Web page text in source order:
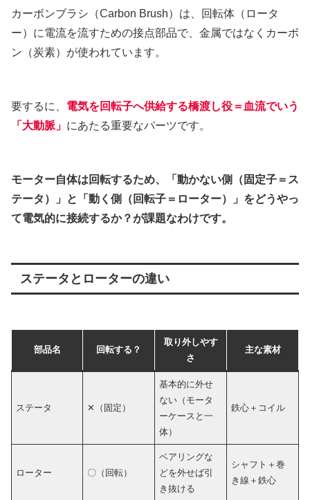
カーボンブラシ（Carbon Brush）は、回転体（ロータ
ー）に電流を流すための接点部品で、金属ではなくカーボ
ン（炭素）が使われています。
要するに、 電気を回転子へ供給する橋渡し役＝血流でいう
「大動脈」 にあたる重要なパーツです。
モーター自体は回転するため、「動かない側（固定子＝ス
テータ）」と「動く側（回転子＝ローター）」をどうやっ
て電気的に接続するか？が課題なわけです。
ステータとローターの違い
部品名 回転する？
取り外しやす
さ
主な素材
ステータ ✕（固定）
基本的に外せ
ない（モータ
ーケースと一
体）
鉄心＋コイル
ローター 〇（回転）
ベアリングな
どを外せば引
き抜ける
シャフト＋巻
き線＋鉄心